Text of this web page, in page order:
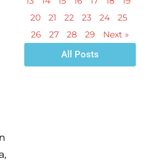
20
21 22 23 24
25
26
27 28 29
Next »
All Posts